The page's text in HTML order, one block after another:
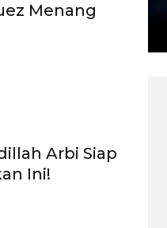
Menang
Arbi Siap
Ini!